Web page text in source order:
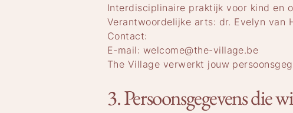
Interdisciplinaire praktijk voor kind en
Verantwoordelijke arts: dr. Evelyn van
Contact:
E-mail: welcome@the-village.be
The Village verwerkt jouw
3. Persoonsgegevens die